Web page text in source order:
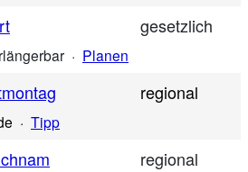
gesetzlich
· Planen
regional
· Tipp
regional